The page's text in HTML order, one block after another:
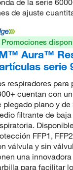
de la serie
de ajuste
Promociones
Aura™
serie
respiradores
cuentan con
plegado plano y
filtrante de
FFP1,
válvula y sin
una
para facilitar